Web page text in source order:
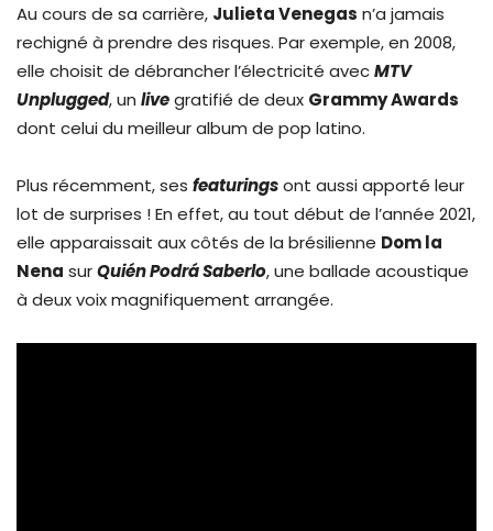
Au cours de sa carrière, Julieta Venegas n’a jamais
rechigné à prendre des risques. Par exemple, en 2008,
elle choisit de débrancher l’électricité avecMTV
Unplugged, un livegratifié de deux Grammy Awards
dont celui du meilleur album de pop latino.
Plus récemment, ses featuringsont aussi apporté leur
lot de surprises ! En effet, au tout début de l’année 2021,
elle apparaissait aux côtés de la brésilienne Dom la
Nena surQuién Podrá Saberlo, une ballade acoustique
à deux voix magnifiquement arrangée.